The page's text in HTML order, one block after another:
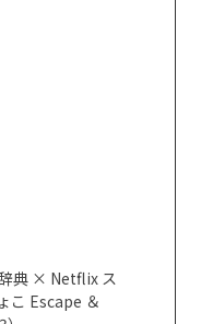
まな板にな